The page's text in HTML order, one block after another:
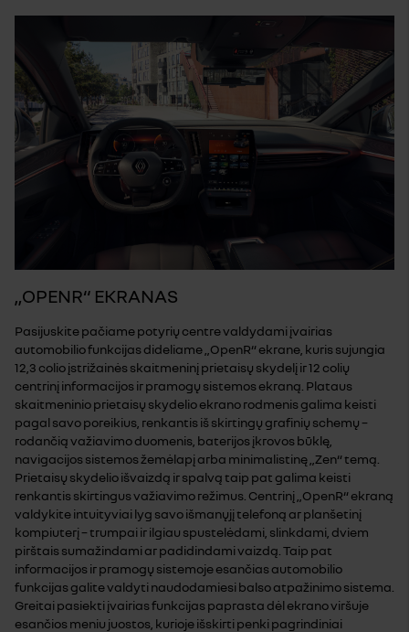
„OPENR“ EKRANAS
Pasijuskite pačiame potyrių centre valdydami įvairias
automobilio funkcijas dideliame „OpenR“ ekrane, kuris sujungia
12,3 colio įstrižainės skaitmeninį prietaisų skydelį ir 12 colių
centrinį informacijos ir pramogų sistemos ekraną. Plataus
skaitmeninio prietaisų skydelio ekrano rodmenis galima keisti
pagal savo poreikius, renkantis iš skirtingų grafinių schemų –
rodančią važiavimo duomenis, baterijos įkrovos būklę,
navigacijos sistemos žemėlapį arba minimalistinę „Zen“ temą.
Prietaisų skydelio išvaizdą ir spalvą taip pat galima keisti
renkantis skirtingus važiavimo režimus. Centrinį „OpenR“ ekraną
valdykite intuityviai lyg savo išmanųjį telefoną ar planšetinį
kompiuterį – trumpai ir ilgiau spustelėdami, slinkdami, dviem
pirštais sumažindami ar padidindami vaizdą. Taip pat
informacijos ir pramogų sistemoje esančias automobilio
funkcijas galite valdyti naudodamiesi balso atpažinimo sistema.
Greitai pasiekti įvairias funkcijas paprasta dėl ekrano viršuje
esančios meniu juostos, kurioje išskirti penki pagrindiniai